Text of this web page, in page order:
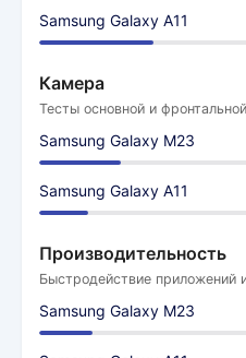
Samsung Galaxy A11
Камера
Тесты основной и
Samsung Galaxy M23
Samsung Galaxy A11
Производительность
Быстродействие приложений
Samsung Galaxy M23